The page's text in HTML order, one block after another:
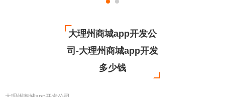
大理州商城app开发公
司-大理州商城app开发
多少钱